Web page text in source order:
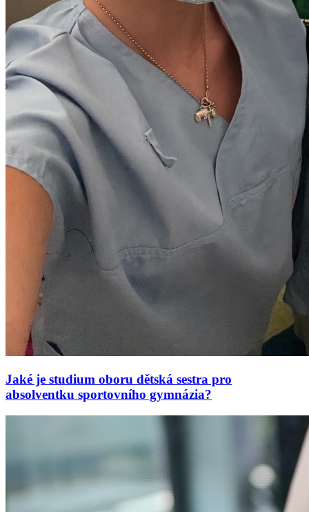
Jaké je studium oboru dětská sestra pro
absolventku sportovního gymnázia?